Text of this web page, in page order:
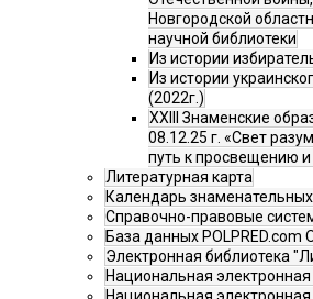
Новгородской
научной библиотеки
Из истории
Из истории
(2022г.)
XXIII Знаменские
08.12.25 г. «Свет
путь к просвещению и
Литературная карта
Календарь
Справочно-правовые
База данных POLPRED.com
Электронная библиотека
Национальная